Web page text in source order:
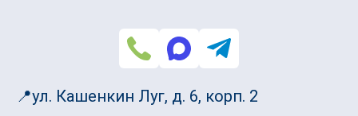
📍ул. Кашенкин Луг, д. 6, корп. 2